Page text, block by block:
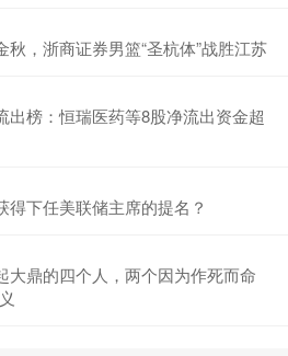
，浙商证券男篮“圣杭体”战胜江苏
出榜：恒瑞医药等8股净流出资金超
下任美联储主席的提名？
大鼎的四个人，两个因为作死而命